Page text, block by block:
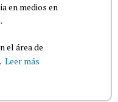
en medios en
el área de
Leer más